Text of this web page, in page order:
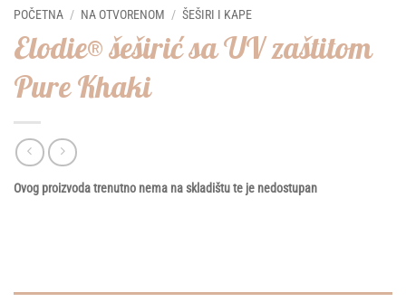
POČETNA / NA OTVORENOM / ŠEŠIRI I KAPE
Elodie® šeširić sa UV zaštitom
Pure Khaki
Ovog proizvoda trenutno nema na skladištu te je nedostupan